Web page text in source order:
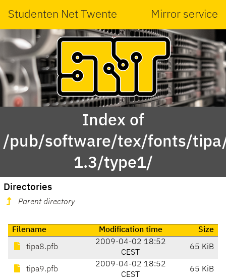
Studenten Net Twente Mirror service
Index of
/pub/software/tex/fonts/
1.3/type1/
Directories
Parent directory
Filename Modification time Size
tipa8.pfb
2009-04-02 18:52
CEST
65 KiB
tipa9.pfb
2009-04-02 18:52
CEST
65 KiB